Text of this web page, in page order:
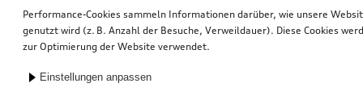
Performance-Cookies sammeln Informationen darüber, wie unsere
genutzt wird (z. B. Anzahl der Besuche, Verweildauer). Diese Cookies
zur Optimierung der Website verwendet.
Einstellungen anpassen